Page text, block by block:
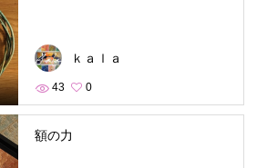
ｋａｌａ
43 0
額の力